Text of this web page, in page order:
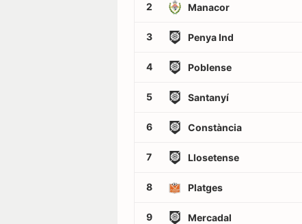
2 Manacor
3 Penya Ind
4 Poblense
5 Santanyí
6 Constància
7 Llosetense
8 Platges
9 Mercadal